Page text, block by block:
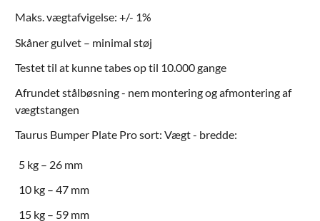
Maks. vægtafvigelse: +/- 1%
Skåner gulvet – minimal støj
Testet til at kunne tabes op til 10.000 gange
Afrundet stålbøsning - nem montering og afmontering af
vægtstangen
Taurus Bumper Plate Pro sort: Vægt - bredde:
5 kg – 26 mm
10 kg – 47 mm
15 kg – 59 mm